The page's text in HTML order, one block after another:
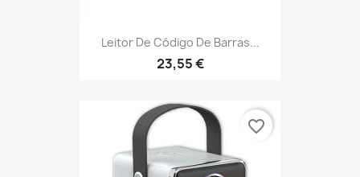
Leitor De Código De Barras...
23,55 €
favorite_border